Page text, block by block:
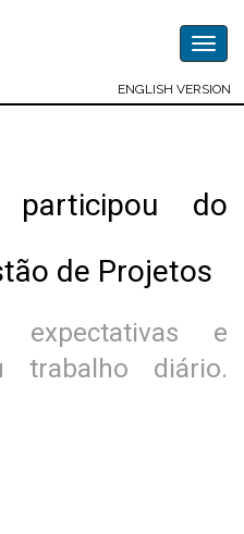
ENGLISH VERSION
participou do
de Projetos
expectativas e
trabalho diário.